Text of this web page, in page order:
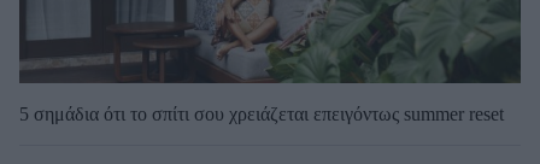
5 σημάδια ότι το σπίτι σου χρειάζεται επειγόντως summer reset